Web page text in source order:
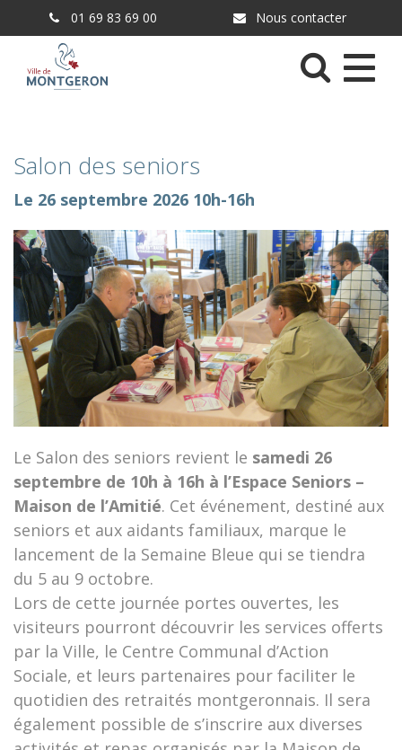
01 69 83 69 00 Nous contacter
Menu
Salon des seniors
Le 26 septembre 2026 10h-16h
Le Salon des seniors revient le samedi 26
septembre de 10h à 16h à l’Espace Seniors –
Maison de l’Amitié. Cet événement, destiné aux
seniors et aux aidants familiaux, marque le
lancement de la Semaine Bleue qui se tiendra
du 5 au 9 octobre.
Lors de cette journée portes ouvertes, les
visiteurs pourront découvrir les services offerts
par la Ville, le Centre Communal d’Action
Sociale, et leurs partenaires pour faciliter le
quotidien des retraités montgeronnais. Il sera
également possible de s’inscrire aux diverses